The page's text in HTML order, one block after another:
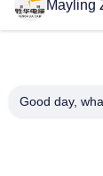
Kabel listrik
Halogen
Kabel daya
Mayling
Good day,